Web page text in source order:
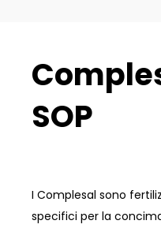
SOP
I Complesal sono
specifici per la